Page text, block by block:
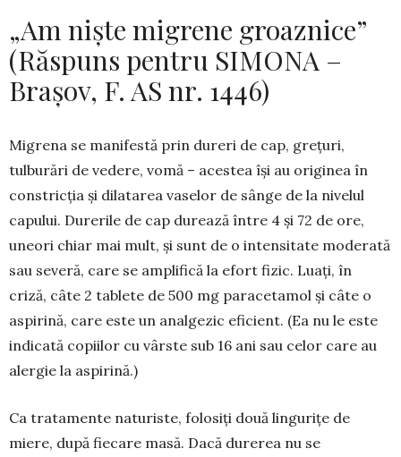
„Am niște migrene groaznice”
(Răspuns pentru SIMONA –
Brașov, F. AS nr. 1446)
Migrena se manifestă prin dureri de cap, gre­țuri,
tulburări de vedere, vomă – acestea își au ori­ginea în
constricția și dilatarea vaselor de sânge de la nivelul
capului. Durerile de cap durează între 4 și 72 de ore,
uneori chiar mai mult, și sunt de o intensitate mo­derată
sau severă, care se am­plifică la efort fizic. Luați, în
criză, câte 2 tablete de 500 mg paracetamol și câte o
aspirină, care este un anal­ge­zic eficient. (Ea nu le este
indi­ca­­­tă copiilor cu vârste sub 16 ani sau celor care au
alergie la aspi­rină.)
Ca tratamente naturiste, folo­siți două lingurițe de
miere, după fiecare masă. Dacă durerea nu se